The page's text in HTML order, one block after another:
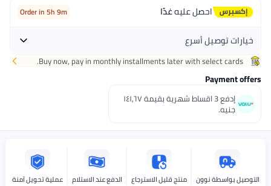
احصل عليهغدًا Order in 5h 9m
خيارات توصيل أسرع
احصل عليهاليوم
+ جنيه 32
اختر هذه الخيارات عند الدفع
Buy now, pay in monthly installments later with select cards.
Payment offers
إدفع 3 اقساط شهرية بقيمة ١٤١٫٦٧
جنيه.
التوصيل بواسطة نوون منتج قليل الاسترجاع الدفع عند الاستلام عملية تحويل آمنة